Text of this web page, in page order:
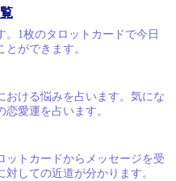
。1枚のタロットカードで今日
ができます。
おける悩みを占います。気にな
愛運を占います。
ットカードからメッセージを受
しての近道が分かります。